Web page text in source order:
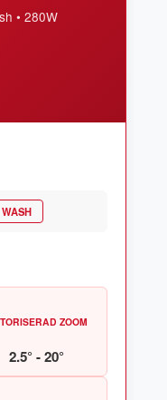
• 280W
WASH
ZOOM
2.5° - 20°